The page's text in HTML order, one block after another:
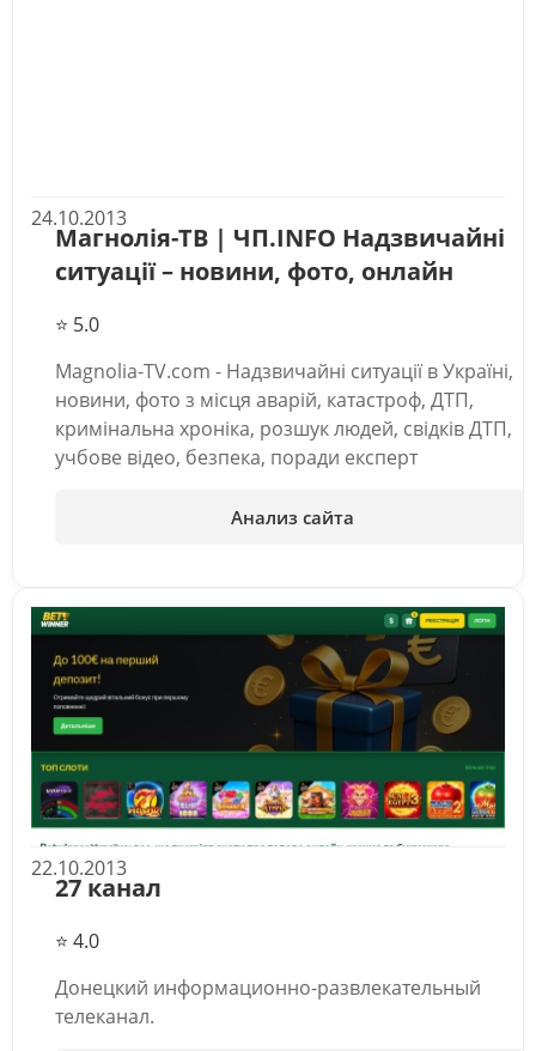
24.10.2013
Магнолія-ТВ | ЧП.INFO Надзвичайні
ситуації – новини, фото, онлайн
⭐ 5.0
Magnolia-TV.com - Надзвичайні ситуації в Україні,
новини, фото з місця аварій, катастроф, ДТП,
кримінальна хроніка, розшук людей, свідків ДТП,
учбове відео, безпека, поради експерт
Анализ сайта
22.10.2013
27 канал
⭐ 4.0
Донецкий информационно-развлекательный
телеканал.